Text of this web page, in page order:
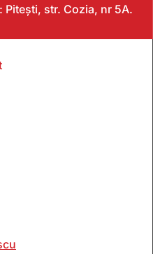
Pitești, str. Cozia, nr 5A.